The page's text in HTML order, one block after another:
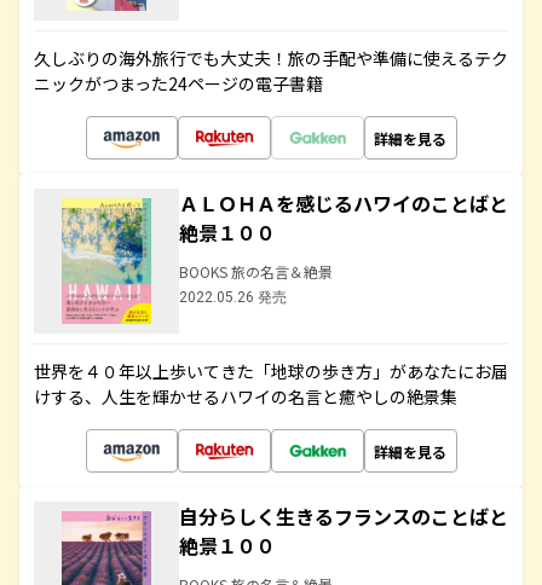
久しぶりの海外旅行でも大丈夫！旅の手配や準備に使えるテク
ニックがつまった24ページの電子書籍
詳細を見る
ＡＬＯＨＡを感じるハワイのことばと
絶景１００
BOOKS 旅の名言＆絶景
2022.05.26 発売
世界を４０年以上歩いてきた「地球の歩き方」があなたにお届
けする、人生を輝かせるハワイの名言と癒やしの絶景集
詳細を見る
自分らしく生きるフランスのことばと
絶景１００